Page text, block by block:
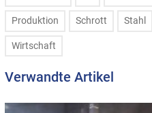
Produktion Schrott Stahl
Wirtschaft
Verwandte Artikel